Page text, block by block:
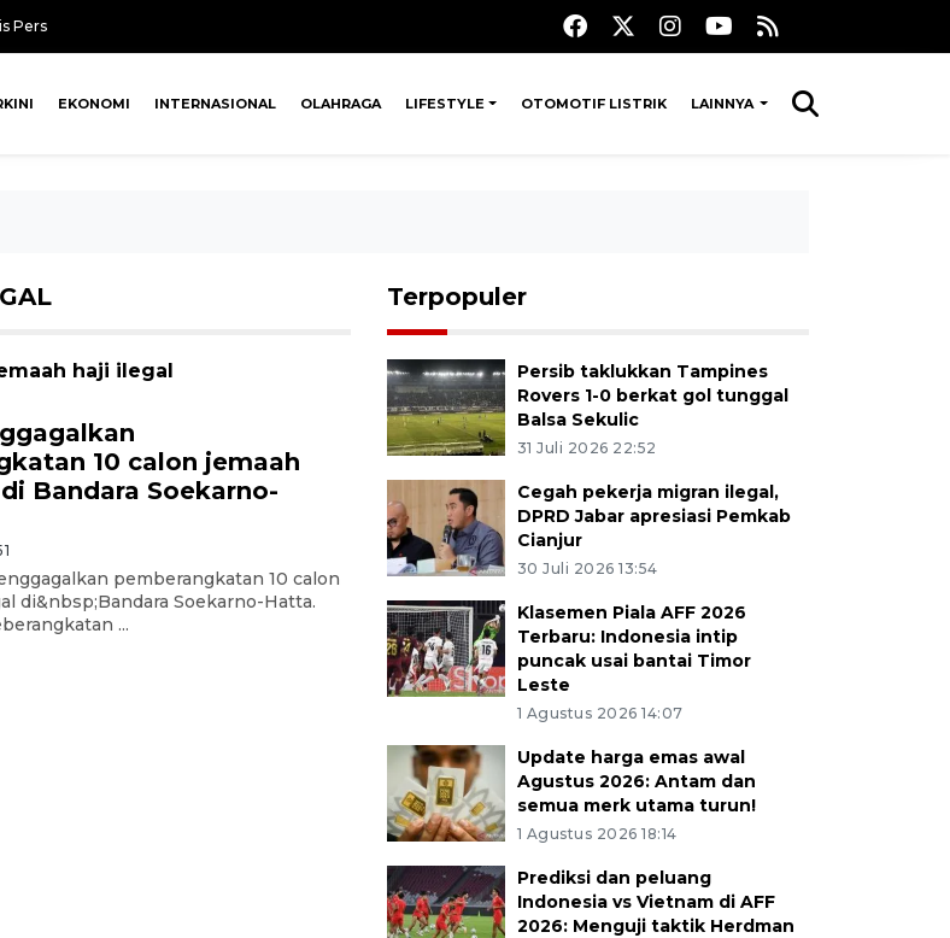
Pers
EKONOMI INTERNASIONAL OLAHRAGA LIFESTYLE OTOMOTIF LISTRIK LAINNYA
haji ilegal
10 calon jemaah
Bandara Soekarno-
pemberangkatan 10 calon
di&nbsp;Bandara Soekarno-Hatta.
...
Terpopuler
Persib taklukkan Tampines
Rovers 1-0 berkat gol tunggal
Balsa Sekulic
31 Juli 2026 22:52
Cegah pekerja migran ilegal,
DPRD Jabar apresiasi Pemkab
Cianjur
30 Juli 2026 13:54
Klasemen Piala AFF 2026
Terbaru: Indonesia intip
puncak usai bantai Timor
Leste
1 Agustus 2026 14:07
Update harga emas awal
Agustus 2026: Antam dan
semua merk utama turun!
1 Agustus 2026 18:14
Prediksi dan peluang
Indonesia vs Vietnam di AFF
2026: Menguji taktik Herdman